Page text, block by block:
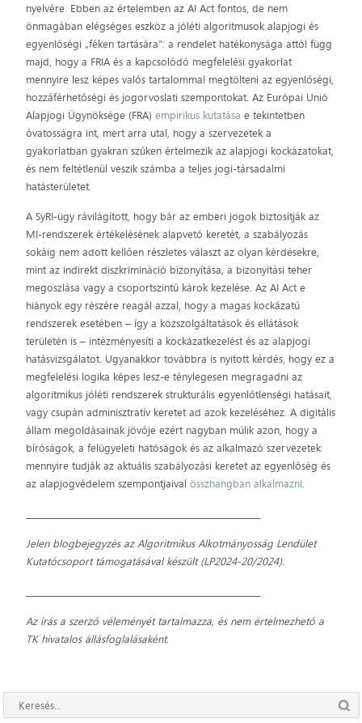
nyelvére. Ebben az értelemben az AI Act fontos, de nem
önmagában elégséges eszköz a jóléti algoritmusok alapjogi és
egyenlőségi „féken tartására”: a rendelet hatékonysága attól függ
majd, hogy a FRIA és a kapcsolódó megfelelési gyakorlat
mennyire lesz képes valós tartalommal megtölteni az egyenlőségi,
hozzáférhetőségi és jogorvoslati szempontokat. Az Európai Unió
Alapjogi Ügynöksége (FRA)empirikus kutatása e tekintetben
óvatosságra int, mert arra utal, hogy a szervezetek a
gyakorlatban gyakran szűken értelmezik az alapjogi kockázatokat,
és nem feltétlenül veszik számba a teljes jogi-társadalmi
hatásterületet.
A SyRI-ügy rávilágított, hogy bár az emberi jogok biztosítják az
MI-rendszerek értékelésének alapvető keretét, a szabályozás
sokáig nem adott kellően részletes választ az olyan kérdésekre,
mint az indirekt diszkrimináció bizonyítása, a bizonyítási teher
megoszlása vagy a csoportszintű károk kezelése. Az AI Act e
hiányok egy részére reagál azzal, hogy a magas kockázatú
rendszerek esetében – így a közszolgáltatások és ellátások
területén is – intézményesíti a kockázatkezelést és az alapjogi
hatásvizsgálatot. Ugyanakkor továbbra is nyitott kérdés, hogy ez a
megfelelési logika képes lesz-e ténylegesen megragadni az
algoritmikus jóléti rendszerek strukturális egyenlőtlenségi hatásait,
vagy csupán adminisztratív keretet ad azok kezeléséhez. A digitális
állam megoldásainak jövője ezért nagyban múlik azon, hogy a
bíróságok, a felügyeleti hatóságok és az alkalmazó szervezetek
mennyire tudják az aktuális szabályozási keretet az egyenlőség és
az alapjogvédelem szempontjaivalösszhangban alkalmazni.
Jelen blogbejegyzés az Algoritmikus Alkotmányosság Lendület
Kutatócsoport támogatásával készült (LP2024-20/2024).
Az írás a szerző véleményét tartalmazza, és nem értelmezhető a
TK hivatalos állásfoglalásaként.